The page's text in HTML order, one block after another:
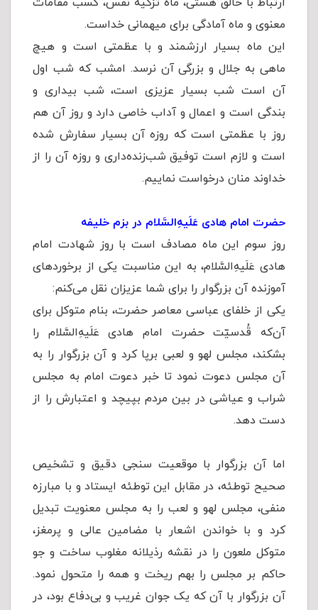
معنوی و ماه آمادگی برای میهمانی خداست.
این ماه بسیار ارزشمند و با عظمتی است و هیچ
ماهی به جلال و بزرگی آن نرسد. امشب که شب اول
آن است شب بسیار عزیزی است، شب بیداری و
بندگی است و اعمال و آداب خاصی دارد و روز آن هم
روز با عظمتی است که روزه آن بسیار سفارش شده
است و لازم است توفیق شب‌زنده‌داری و روزه آن را از
خداوند منان درخواست نماییم.
حضرت امام هادی عَلَیهِ‌السَّلام در بزم خلیفه
روز سوم این ماه مصادف است با روز شهادت امام
هادی عَلَیهِ‌السَّلام، به این مناسبت یکی از برخوردهای
آموزنده آن بزرگوار را برای شما عزیزان نقل می‌کنم:
یکی از خلفای عباسی معاصر حضرت، بنام متوکل برای
آن‌که قُدسیّت حضرت امام هادی عَلَیهِ‌السَّلام را
بشکند، مجلس لهو و لعبی برپا کرد و آن بزرگوار را به
آن مجلس دعوت نمود تا خبر دعوت امام به مجلس
شراب و عیاشی در بین مردم بپیچد و اعتبارش را از
دست دهد.
اما آن بزرگوار با موقعیت سنجی دقیق و تشخیص
صحیح توطئه، در مقابل این توطئه ایستاد و با مبارزه
منفی، مجلس لهو و لعب را به مجلس معنویت تبدیل
کرد و با خواندن اشعار با مضامین عالی و پرمغز،
متوکل ملعون را در نقشه رذیلانه مغلوب ساخت و جو
حاکم بر مجلس را بهم ریخت و همه را متحول نمود.
آن بزرگوار با آن که یک جوان غریب و بی‌دفاع بود، در